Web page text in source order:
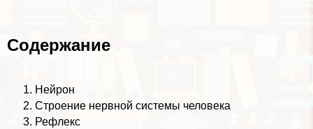
Содержание
Нейрон
Строение нервной системы человека
Рефлекс